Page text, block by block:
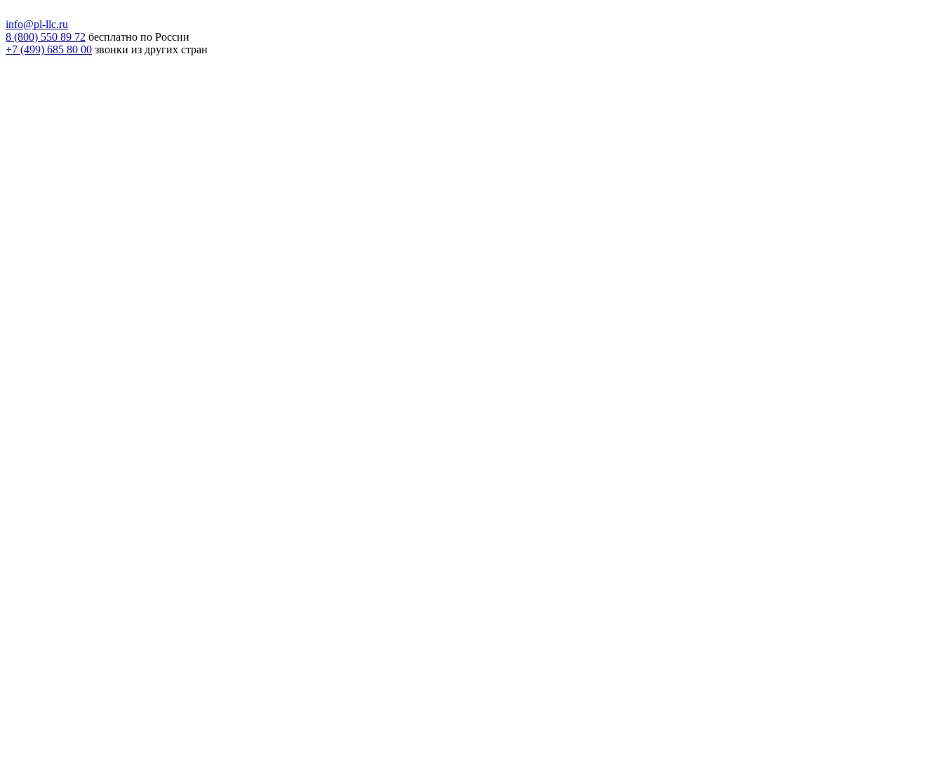
info@pl-llc.ru
8 (800) 550 89 72 бесплатно по России
+7 (499) 685 80 00 звонки из других стран